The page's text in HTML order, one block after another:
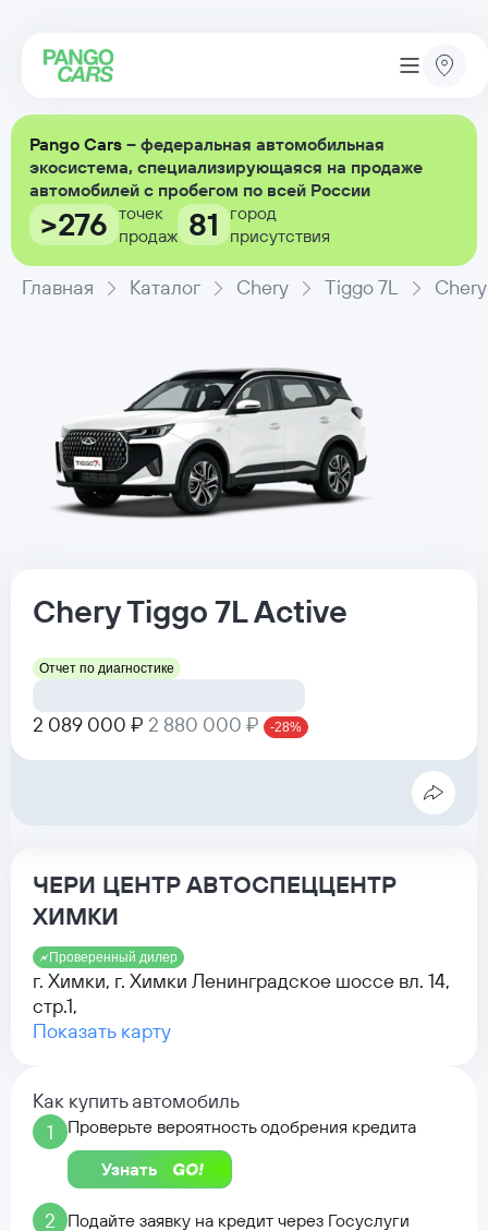
Pango Cars – федеральная автомобильная
экосистема, специализирующаяся на продаже
автомобилей с пробегом по всей России
>276 точек
продаж 81
город
присутствия
Главная Каталог Chery Tiggo 7L
CheryTiggo 7LActive
Отчет по диагностике
2 089 000 ₽ 2 880 000 ₽ -28%
ЧЕРИ ЦЕНТР АВТОСПЕЦЦЕНТР
ХИМКИ
Проверенный дилер
г. Химки, г. Химки Ленинградское шоссе вл. 14,
стр.1,
Показать карту
Как купить автомобиль
1
Проверьте вероятность одобрения кредита
Узнать
2 Подайте заявку на кредит через Госуслуги